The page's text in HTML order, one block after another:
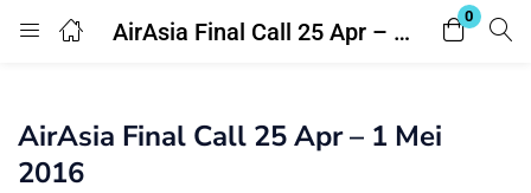
AirAsia Final Call 25 Apr – 1 Mei 2016
0
Login Register
Enter your username and password to login.
AirAsia Final Call 25 Apr – 1 Mei
2016